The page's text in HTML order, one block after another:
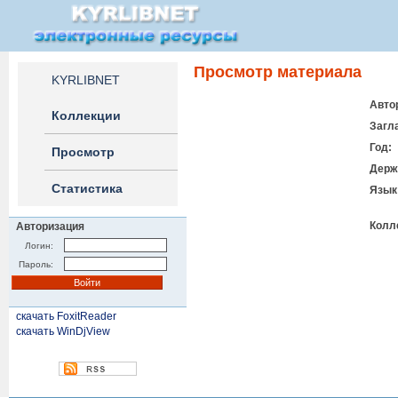
KYRLIBNET
Коллекции
Просмотр
Статистика
Авторизация
Логин:
Пароль:
скачать FoxitReader
скачать WinDjView
Просмотр материала
Год: